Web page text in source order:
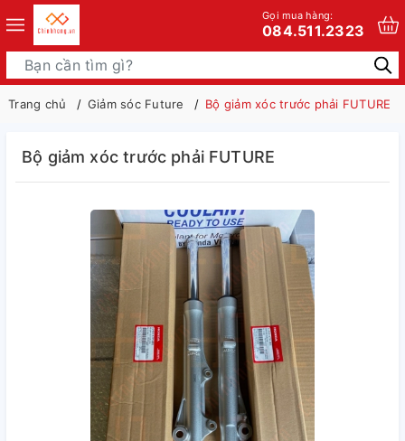
Gọi mua hàng:
084.511.2323
Trang chủ Giảm sóc Future Bộ giảm xóc trước phải FUTURE
Bộ giảm xóc trước phải FUTURE